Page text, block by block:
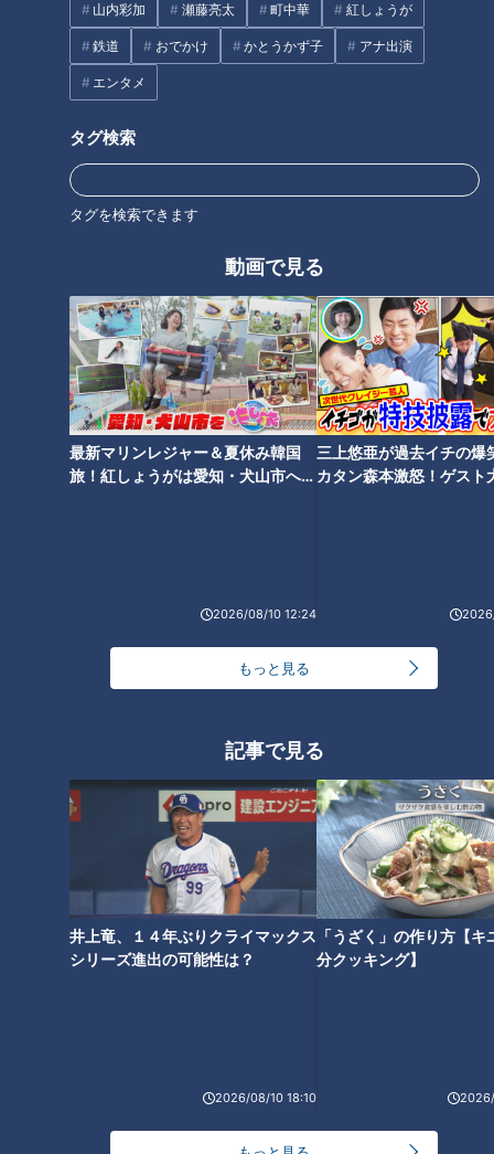
山内彩加 瀬藤亮太 町中華 紅しょうが
鉄道 おでかけ かとうかず子 アナ出演
エンタメ
タグ検索
タグを検索できます
動画で見る
最新マリンレジャー＆夏休み韓国
旅！紅しょうがは愛知・犬山市へ
2026/08/10 12:24
三上悠亜が過去イチの爆
カタン森本激怒！ゲスト
もっと見る
記事で見る
井上竜、１４年ぶりクライマックス
シリーズ進出の可能性は？
2026/08/10 18:10
「うざく」の作り方【キ
分クッキング】
不運続きのCBC友廣アナがたど
り着いたボリューム満点ランチ
とは？三河湾をぐるっと約
125kmの自転車旅スタート！
平日午前の新番組「推そうぜ！
アジア大会 愛知・名古屋」９
月１４日スタート！
郡市へ！三河湾ぐるっと125km
｜今週末は手筒花火！豊橋市で
お宝探し【チャント！特集】
タグ
エンタメ チャント！
オススメ関連コンテンツ
CBC新人アナウンサー瀧川幸樹
CBC新人アナウンサー4人が
「チャント！」で“初鳴き”！小
秒自己紹介
夏目アナ【赤っ恥】カメラテス
トで大失態？からの起死回生の
一言！アナウンサー採用動画を
本邦初公開！
柳沢アナ【初公開】恥ずかしす
ぎる“採用試験の映像”をみんな
で見よう！